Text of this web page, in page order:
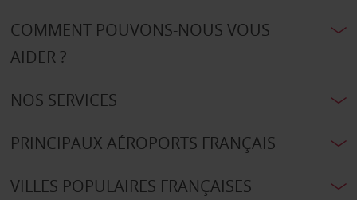
COMMENT POUVONS-NOUS VOUS
AIDER ?
NOS SERVICES
PRINCIPAUX AÉROPORTS FRANÇAIS
VILLES POPULAIRES FRANÇAISES